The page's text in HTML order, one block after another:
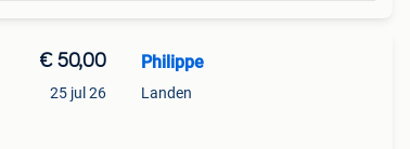
€ 50,00
25 jul 26
Philippe
Landen